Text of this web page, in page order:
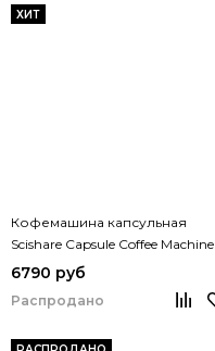
ХИТ
Кофемашина капсульная
Scishare Capsule Coffee Machine
Mini S1201
6790 руб
Распродано